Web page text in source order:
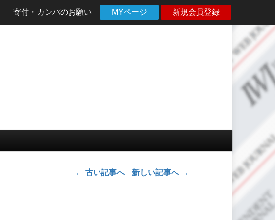
寄付・カンパのお願い MYページ 新規会員登録
投稿ナビゲーション
← 古い記事へ 新しい記事へ →